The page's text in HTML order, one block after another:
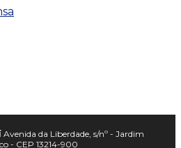
Avenida da Liberdade, s/nº - Jardim
- CEP 13214-900